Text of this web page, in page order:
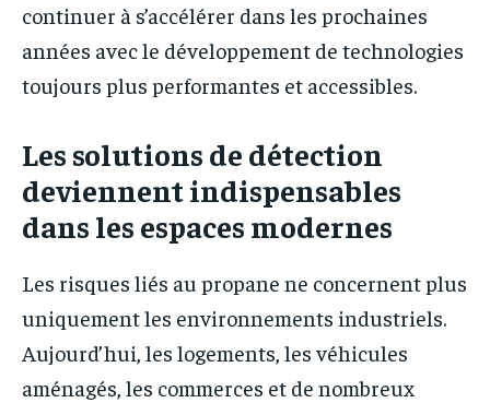
continuer à s’accélérer dans les prochaines
années avec le développement de technologies
toujours plus performantes et accessibles.
Les solutions de détection
deviennent indispensables
dans les espaces modernes
Les risques liés au propane ne concernent plus
uniquement les environnements industriels.
Aujourd’hui, les logements, les véhicules
aménagés, les commerces et de nombreux